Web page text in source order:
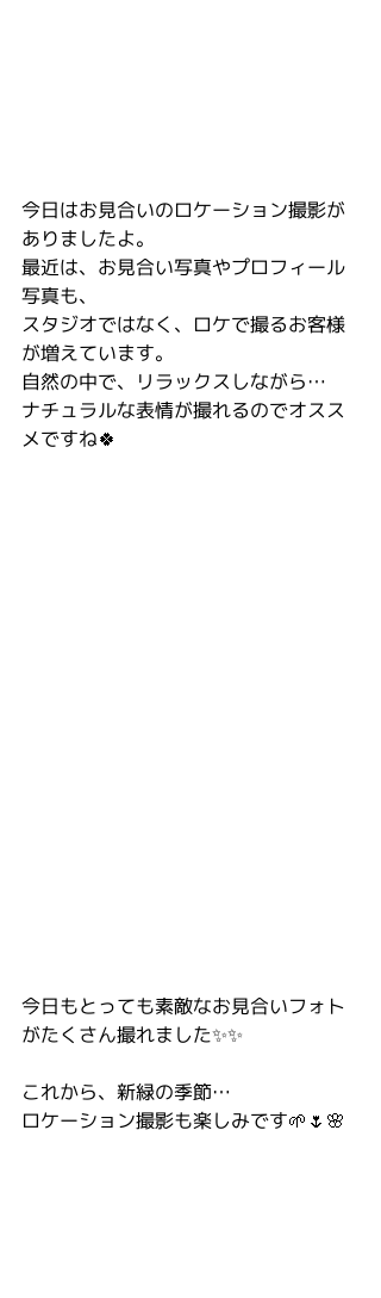
今日はお見合いのロケーション撮影が
ありましたよ。
最近は、お見合い写真やプロフィール
写真も、
スタジオではなく、ロケで撮るお客様
が増えています。
自然の中で、リラックスしながら…
ナチュラルな表情が撮れるのでオスス
メですね🍀
今日もとっても素敵なお見合いフォト
がたくさん撮れました✨✨
これから、新緑の季節…
ロケーション撮影も楽しみです🌱🌷🌸